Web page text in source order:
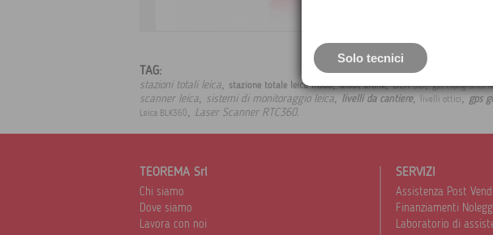
TAG:
stazioni totali leica, stazione totale leica ms60,aibot drone,BLK 3D,gps topografico
scanner leica, sistemi di monitoraggio leica, livelli da cantiere, livelli ottici, gps
Leica BLK360, Laser Scanner RTC360.
TEOREMA Srl
Chi siamo
Dove siamo
Lavora con noi
SERVIZI
Assistenza Post
Finanziamenti
Laboratorio di
Solo tecnici